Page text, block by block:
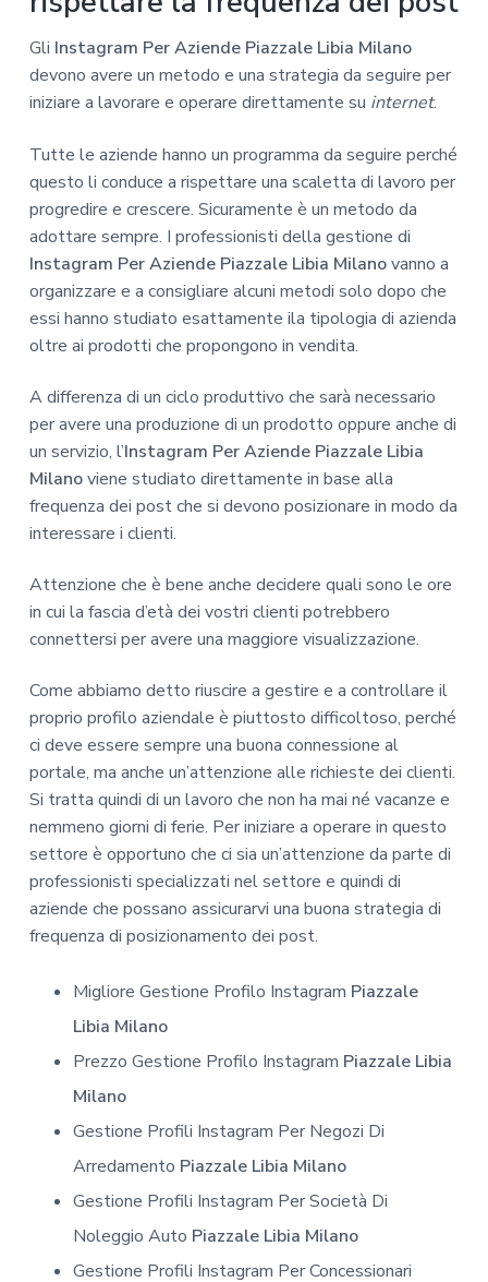
Gli Instagram Per Aziende Piazzale Libia Milano
devono avere un metodo e una strategia da seguire per
iniziare a lavorare e operare direttamente su internet.
Tutte le aziende hanno un programma da seguire perché
questo li conduce a rispettare una scaletta di lavoro per
progredire e crescere. Sicuramente è un metodo da
adottare sempre. I professionisti della gestione di
Instagram Per Aziende Piazzale Libia Milanovanno a
organizzare e a consigliare alcuni metodi solo dopo che
essi hanno studiato esattamente ila tipologia di azienda
oltre ai prodotti che propongono in vendita.
A differenza di un ciclo produttivo che sarà necessario
per avere una produzione di un prodotto oppure anche di
un servizio, l’Instagram Per Aziende Piazzale Libia
Milanoviene studiato direttamente in base alla
frequenza dei post che si devono posizionare in modo da
interessare i clienti.
Attenzione che è bene anche decidere quali sono le ore
in cui la fascia d’età dei vostri clienti potrebbero
connettersi per avere una maggiore visualizzazione.
Come abbiamo detto riuscire a gestire e a controllare il
proprio profilo aziendale è piuttosto difficoltoso, perché
ci deve essere sempre una buona connessione al
portale, ma anche un’attenzione alle richieste dei clienti.
Si tratta quindi di un lavoro che non ha mai né vacanze e
nemmeno giorni di ferie. Per iniziare a operare in questo
settore è opportuno che ci sia un’attenzione da parte di
professionisti specializzati nel settore e quindi di
aziende che possano assicurarvi una buona strategia di
frequenza di posizionamento dei post.
Migliore Gestione Profilo Instagram Piazzale
Libia Milano
Prezzo Gestione Profilo Instagram Piazzale Libia
Milano
Gestione Profili Instagram Per Negozi Di
Arredamento Piazzale Libia Milano
Gestione Profili Instagram Per Società Di
Noleggio Auto Piazzale Libia Milano
Gestione Profili Instagram Per Concessionari